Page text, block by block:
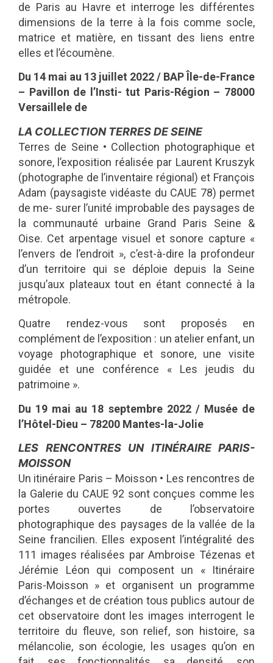
de Paris au Havre et interroge les différentes
dimensions de la terre à la fois comme socle,
matrice et matière, en tissant des liens entre
elles et l’écoumène.
Du 14 mai au 13 juillet 2022 / BAP I le-de-France
– Pavillon de l ’Insti- tut Paris-Région – 78000
Versaillele de
LA COLLECTION TERRES DE SEINE
Terres de Seine • Collection photographique et
sonore, l’exposition réalisée par Laurent Kruszyk
(photographe de l’inventaire régional) et François
Adam (paysagiste vidéaste du CAUE 78) permet
de me- surer l’unité improbable des paysages de
la communauté urbaine Grand Paris Seine &
Oise. Cet arpentage visuel et sonore capture «
l’envers de l’endroit », c’est-à-dire la profondeur
d’un territoire qui se déploie depuis la Seine
jusqu’aux plateaux tout en étant connecté à la
métropole.
Quatre rendez-vous sont proposés en
complément de l’exposition : un atelier enfant, un
voyage photographique et sonore, une visite
guidée et une conférence « Les jeudis du
patrimoine ».
Du 19 mai au 18 septembre 2022 / Musée de
l’Hôtel-Dieu – 78200 Mantes-la-Jolie
LES RENCONTRES UN ITINÉRAIRE PARIS-
MOISSON
Un itinéraire Paris – Moisson • Les rencontres de
la Galerie du CAUE 92 sont conçues comme les
portes ouvertes de l’observatoire
photographique des paysages de la vallée de la
Seine francilien. Elles exposent l’intégralité des
111 images réalisées par Ambroise Tézenas et
Jérémie Léon qui composent un « Itinéraire
Paris-Moisson » et organisent un programme
d’échanges et de création tous publics autour de
cet observatoire dont les images interrogent le
territoire du fleuve, son relief, son histoire, sa
mélancolie, son écologie, les usages qu’on en